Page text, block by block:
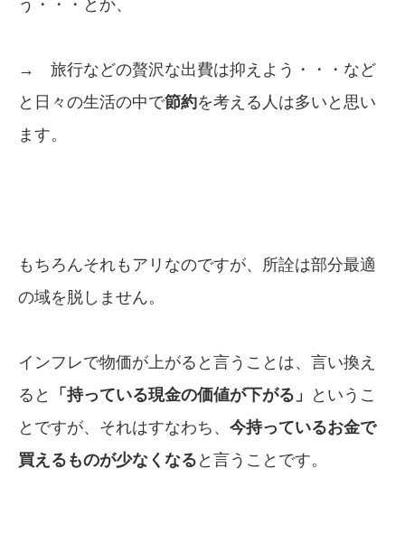
う・・・とか、
→ 旅行などの贅沢な出費は抑えよう・・・など
と日々の生活の中で節約を考える人は多いと思い
ます。
もちろんそれもアリなのですが、所詮は部分最適
の域を脱しません。
インフレで物価が上がると言うことは、言い換え
ると
「持っている現金の価値が下がる」
というこ
とですが、それはすなわち、 今持っているお金で
買えるものが少なくなる と言うことです。